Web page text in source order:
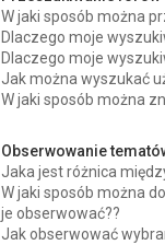
W jaki sposób można
Dlaczego moje
Dlaczego moje
Jak można wyszukać
W jaki sposób można
Obserwowanie
Jaka jest różnica
W jaki sposób można
je obserwować??
Jak obserwować